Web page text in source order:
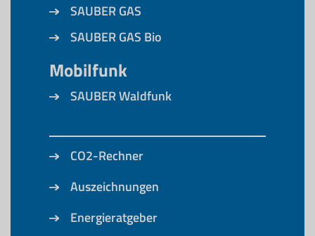
SAUBER GAS
SAUBER GAS Bio
Mobilfunk
SAUBER Waldfunk
CO2-Rechner
Auszeichnungen
Energieratgeber